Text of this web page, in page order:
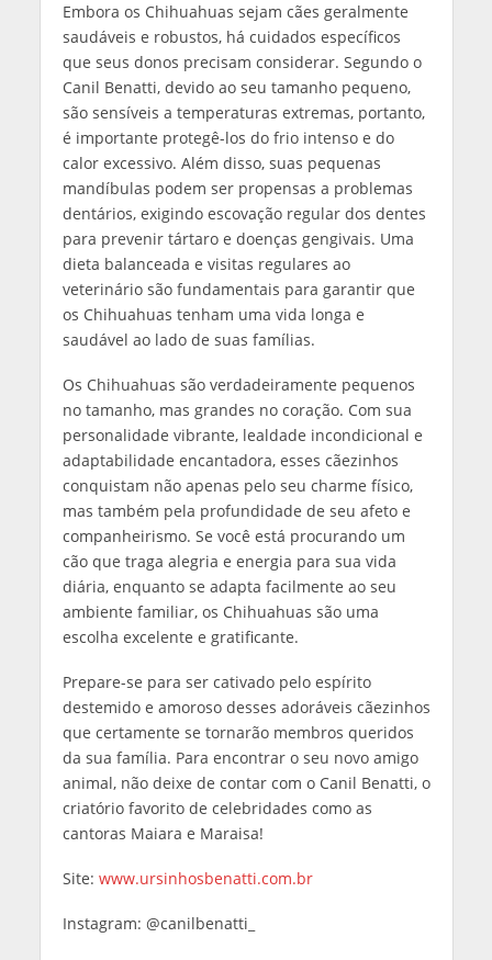
Embora os Chihuahuas sejam cães geralmente
saudáveis ​​e robustos, há cuidados específicos
que seus donos precisam considerar. Segundo o
Canil Benatti, devido ao seu tamanho pequeno,
são sensíveis a temperaturas extremas, portanto,
é importante protegê-los do frio intenso e do
calor excessivo. Além disso, suas pequenas
mandíbulas podem ser propensas a problemas
dentários, exigindo escovação regular dos dentes
para prevenir tártaro e doenças gengivais. Uma
dieta balanceada e visitas regulares ao
veterinário são fundamentais para garantir que
os Chihuahuas tenham uma vida longa e
saudável ao lado de suas famílias.
Os Chihuahuas são verdadeiramente pequenos
no tamanho, mas grandes no coração. Com sua
personalidade vibrante, lealdade incondicional e
adaptabilidade encantadora, esses cãezinhos
conquistam não apenas pelo seu charme físico,
mas também pela profundidade de seu afeto e
companheirismo. Se você está procurando um
cão que traga alegria e energia para sua vida
diária, enquanto se adapta facilmente ao seu
ambiente familiar, os Chihuahuas são uma
escolha excelente e gratificante.
Prepare-se para ser cativado pelo espírito
destemido e amoroso desses adoráveis ​​cãezinhos
que certamente se tornarão membros queridos
da sua família. Para encontrar o seu novo amigo
animal, não deixe de contar com o Canil Benatti, o
criatório favorito de celebridades como as
cantoras Maiara e Maraisa!
Site: www.ursinhosbenatti.com.br
Instagram: @canilbenatti_